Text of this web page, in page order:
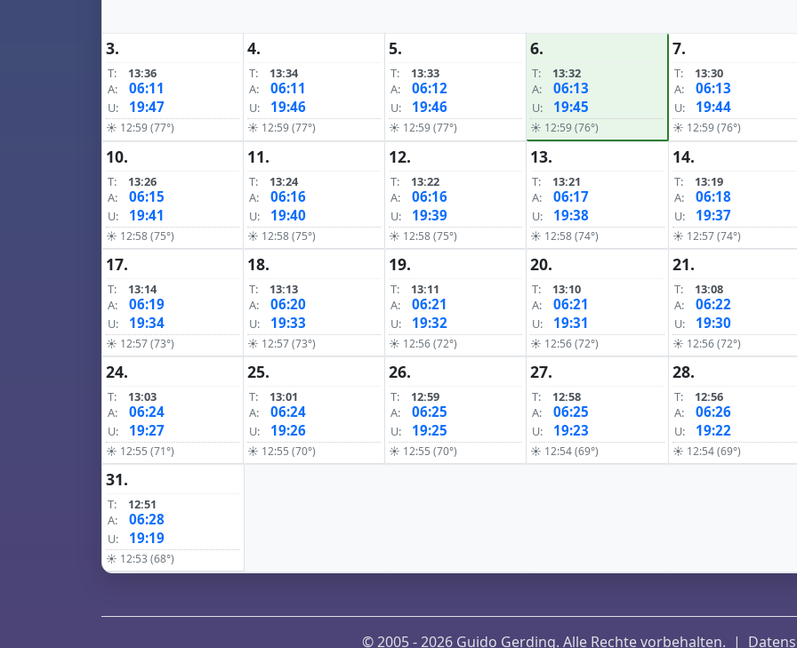
3.
T:
13:36
A:
06:11
U: 19:47
☀ 12:59 (77°)
4.
T:
13:34
A:
06:11
U: 19:46
☀ 12:59 (77°)
5.
T:
13:33
A:
06:12
U: 19:46
☀ 12:59 (77°)
6.
T:
13:32
A:
06:13
U: 19:45
☀ 12:59 (76°)
7.
T:
13:30
A:
06:13
U: 19:44
☀ 12:59 (76°)
10.
T:
13:26
A:
06:15
U: 19:41
☀ 12:58 (75°)
11.
T:
13:24
A:
06:16
U: 19:40
☀ 12:58 (75°)
12.
T:
13:22
A:
06:16
U: 19:39
☀ 12:58 (75°)
13.
T:
13:21
A:
06:17
U: 19:38
☀ 12:58 (74°)
14.
T:
13:19
A:
06:18
U: 19:37
☀ 12:57 (74°)
17.
T:
13:14
A:
06:19
U: 19:34
☀ 12:57 (73°)
18.
T:
13:13
A:
06:20
U: 19:33
☀ 12:57 (73°)
19.
T:
13:11
A:
06:21
U: 19:32
☀ 12:56 (72°)
20.
T:
13:10
A:
06:21
U: 19:31
☀ 12:56 (72°)
21.
T:
13:08
A:
06:22
U: 19:30
☀ 12:56 (72°)
24.
T:
13:03
A:
06:24
U: 19:27
☀ 12:55 (71°)
25.
T:
13:01
A:
06:24
U: 19:26
☀ 12:55 (70°)
26.
T:
12:59
A:
06:25
U: 19:25
☀ 12:55 (70°)
27.
T:
12:58
A:
06:25
U: 19:23
☀ 12:54 (69°)
28.
T:
12:56
A:
06:26
U: 19:22
☀ 12:54 (69°)
31.
T:
12:51
A:
06:28
U: 19:19
☀ 12:53 (68°)
© 2005 - 2026 Guido Gerding. Alle Rechte vorbehalten. |